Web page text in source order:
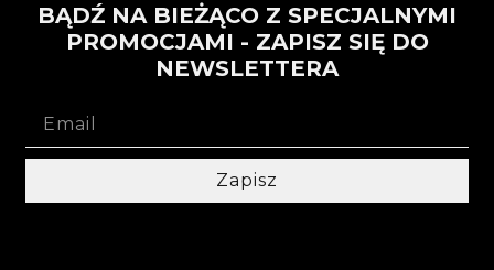
BĄDŹ NA BIEŻĄCO Z SPECJALNYMI
PROMOCJAMI - ZAPISZ SIĘ DO
NEWSLETTERA
Zapisz